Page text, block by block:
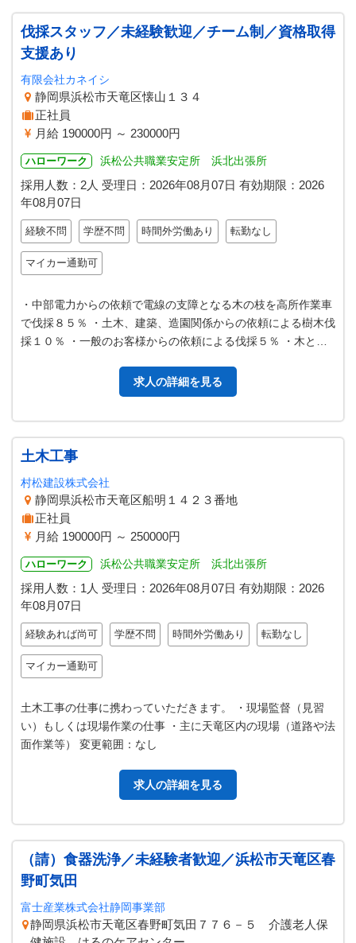
伐採スタッフ／未経験歓迎／チーム制／資格取得
支援あり
有限会社カネイシ
静岡県浜松市天竜区懐山１３４
正社員
月給 190000円 ～ 230000円
ハローワーク 浜松公共職業安定所 浜北出張所
採用人数：2人 受理日： 2026年08月07日 有効期限： 2026
年08月07日
経験不問 学歴不問 時間外労働あり 転勤なし
マイカー通勤可
・中部電力からの依頼で電線の支障となる木の枝を高所作業車
で伐採８５％ ・土木、建築、造園関係からの依頼による樹木伐
採１０％ ・一般のお客様からの依頼による伐採５％ ・木と電
求人の詳細を見る
土木工事
村松建設株式会社
静岡県浜松市天竜区船明１４２３番地
正社員
月給 190000円 ～ 250000円
ハローワーク 浜松公共職業安定所 浜北出張所
採用人数：1人 受理日： 2026年08月07日 有効期限： 2026
年08月07日
経験あれば尚可 学歴不問 時間外労働あり 転勤なし
マイカー通勤可
土木工事の仕事に携わっていただきます。 ・現場監督（見習
い）もしくは現場作業の仕事 ・主に天竜区内の現場（道路や法
面作業等） 変更範囲：なし
求人の詳細を見る
（請）食器洗浄／未経験者歓迎／浜松市天竜区春
野町気田
富士産業株式会社静岡事業部
静岡県浜松市天竜区春野町気田７７６－５ 介護老人保